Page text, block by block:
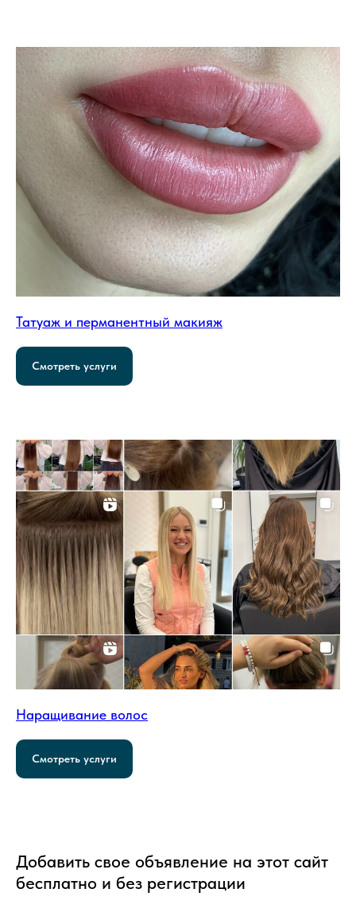
Татуаж и перманентный макияж
Смотреть услуги
Наращивание волос
Смотреть услуги
Добавить свое объявление на этот сайт
бесплатно и без регистрации